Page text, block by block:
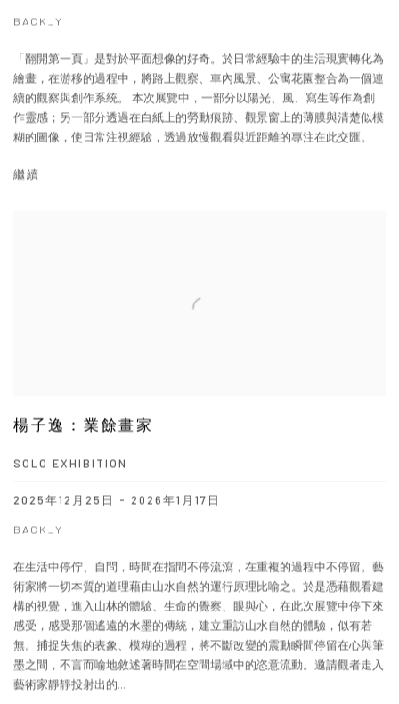
BACK_Y
「翻開第一頁」是對於平面想像的好奇。於日常經驗中的生活現實轉化為
繪畫，在游移的過程中，將路上觀察、車內風景、公寓花園整合為一個連
續的觀察與創作系統。 本次展覽中，一部分以陽光、風、寫生等作為創
作靈感；另一部分透過在白紙上的勞動痕跡、觀景窗上的薄膜與清楚似模
糊的圖像，使日常注視經驗，透過放慢觀看與近距離的專注在此交匯。
繼續
楊子逸：業餘畫家
SOLO EXHIBITION
2025年12月25日 - 2026年1月17日
BACK_Y
在生活中停佇、自問，時間在指間不停流瀉，在重複的過程中不停留。藝
術家將一切本質的道理藉由山水自然的運行原理比喻之。於是憑藉觀看建
構的視覺，進入山林的體驗、生命的覺察、眼與心，在此次展覽中停下來
感受，感受那個遙遠的水墨的傳統，建立重訪山水自然的體驗，似有若
無。捕捉失焦的表象、模糊的過程，將不斷改變的震動瞬間停留在心與筆
墨之間，不言而喻地敘述著時間在空間場域中的恣意流動。邀請觀者走入
藝術家靜靜投射出的...